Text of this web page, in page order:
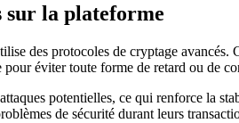
sur la plateforme
des protocoles de cryptage
pour éviter toute forme de retard ou de
potentielles, ce qui renforce la
de sécurité durant leurs